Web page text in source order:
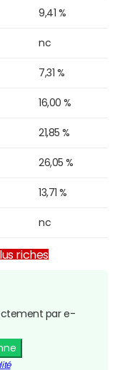
9,41 %
nc
7,31 %
16,00 %
21,85 %
26,05 %
13,71 %
nc
riches
par e-